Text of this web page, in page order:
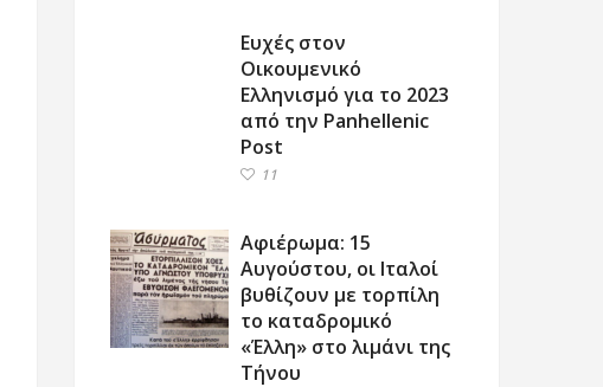
Ευχές στον
Οικουμενικό
Ελληνισμό για το 2023
από την Panhellenic
Post
11
Αφιέρωμα: 15
Αυγούστου, οι Ιταλοί
βυθίζουν με τορπίλη
το καταδρομικό
«Έλλη» στο λιμάνι της
Τήνου